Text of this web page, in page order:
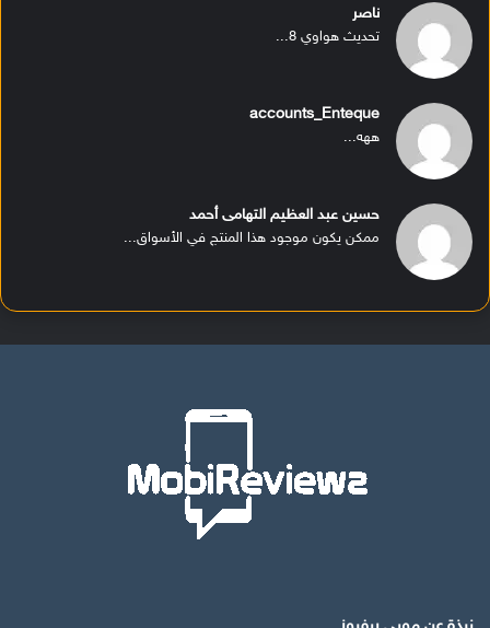
ناصر
تحديث هواوي 8...
accounts_Enteque
ههه...
حسين عبد العظيم التهامى أحمد
ممكن يكون موجود هذا المنتج في الأسواق...